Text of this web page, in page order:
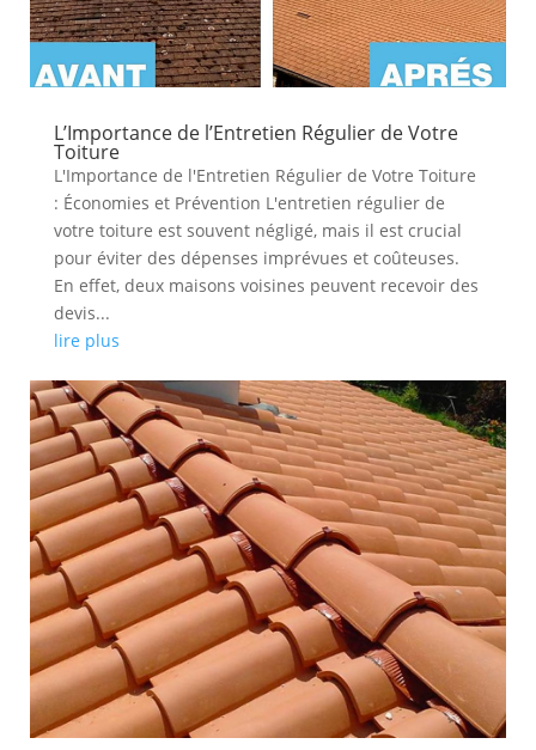
L’Importance de l’Entretien Régulier de Votre
Toiture
L'Importance de l'Entretien Régulier de Votre Toiture
: Économies et Prévention L'entretien régulier de
votre toiture est souvent négligé, mais il est crucial
pour éviter des dépenses imprévues et coûteuses.
En effet, deux maisons voisines peuvent recevoir des
devis...
lire plus